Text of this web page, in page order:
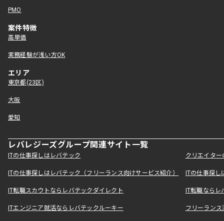
PMO
案件特徴
高単価
実務経験が浅い方OK
エリア
東京都(23区)
大阪
愛知
レバレジーズグループ関連サイト一覧
ITの仕事探しはレバテック クリエイタ
ITの仕事探しはレバテック（フリーランス向けサービス紹介） ITの仕事探
IT転職スカウトならレバテックダイレクト IT転職なら
ITエンジニア就活ならレバテックルーキー フリーラン